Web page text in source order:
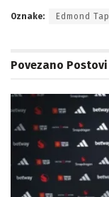
Oznake: Edmond
Povezano Postovi